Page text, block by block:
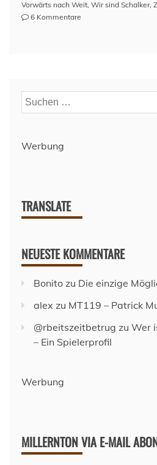
Vorwärts nach Weit, Wir sind Schalker,
6 Kommentare
Suchen
nach:
Werbung
TRANSLATE
NEUESTE KOMMENTARE
Bonito zu Die einzige
alex zu MT119 – Patrick
@rbeitszeitbetrug zu Wer
– Ein Spielerprofil
Werbung
MILLERNTON VIA E-MAIL